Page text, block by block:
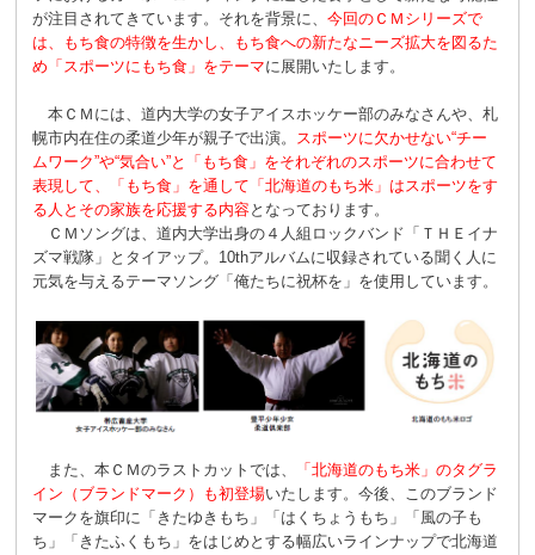
が注目されてきています。それを背景に、今回のＣＭシリーズで
は、もち食の特徴を生かし、もち食への新たなニーズ拡大を図るた
め「スポーツにもち食」をテーマに展開いたします。
本ＣＭには、道内大学の女子アイスホッケー部のみなさんや、札
幌市内在住の柔道少年が親子で出演。
スポーツに欠かせない“チー
ムワーク”や“気合い”と「もち食」をそれぞれのスポーツに合わせて
表現して、「もち食」を通して「北海道のもち米」はスポーツをす
る人とその家族を応援する内容となっております。
ＣＭソングは、道内大学出身の４人組ロックバンド「ＴＨＥイナ
ズマ戦隊」とタイアップ。10thアルバムに収録されている聞く人に
元気を与えるテーマソング「俺たちに祝杯を」を使用しています。
また、本ＣＭのラストカットでは、
「北海道のもち米」のタグラ
イン（ブランドマーク）も初登場いたします。今後、このブランド
マークを旗印に「きたゆきもち」「はくちょうもち」「風の子も
ち」「きたふくもち」をはじめとする幅広いラインナップで北海道